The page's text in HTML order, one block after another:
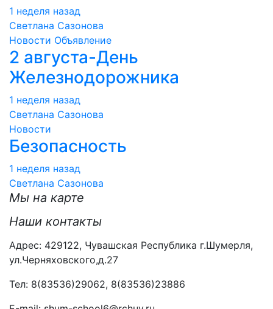
1 неделя назад
Светлана Сазонова
Новости Объявление
2 августа-День
Железнодорожника
1 неделя назад
Светлана Сазонова
Новости
Безопасность
1 неделя назад
Светлана Сазонова
Мы на карте
Наши контакты
Адрес: 429122, Чувашская Республика г.Шумерля,
ул.Черняховского,д.27
Тел: 8(83536)29062, 8(83536)23886